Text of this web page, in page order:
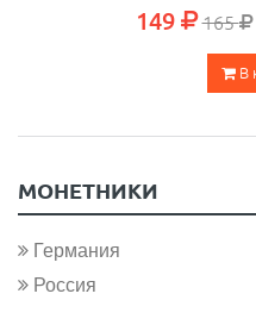
149 165
В
МОНЕТНИКИ
Германия
Россия